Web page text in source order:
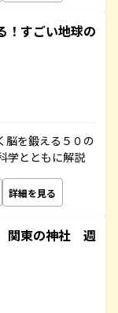
！すごい地球の
脳を鍛える５０の
学とともに解説
詳細を見る
関東の神社 週